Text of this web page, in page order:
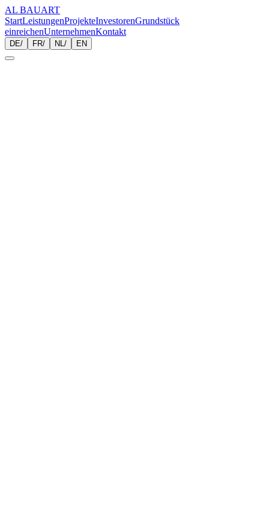
AL BAUART
StartLeistungenProjekteInvestorenGrundstück
einreichenUnternehmenKontakt
DE/ FR/ NL/ EN